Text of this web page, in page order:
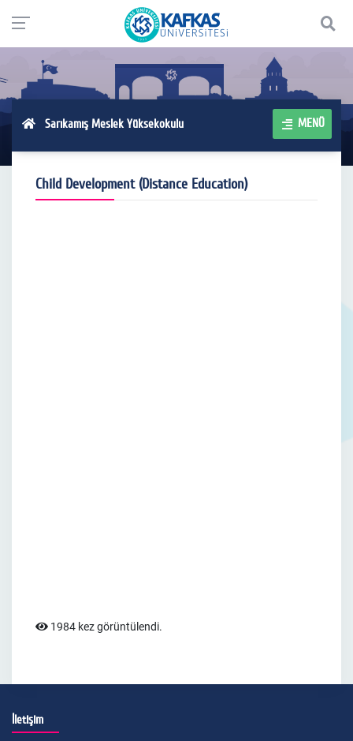
Sarıkamış Meslek Yüksekokulu MENÜ
Child Development (Distance Education)
1984 kez görüntülendi.
İletişim